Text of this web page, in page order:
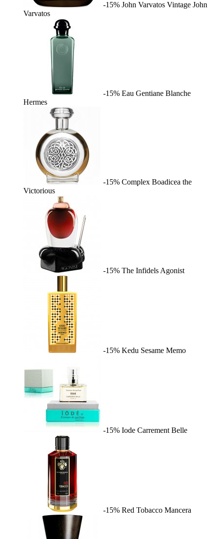
-15% John Varvatos Vintage John
Varvatos
-15% Eau Gentiane Blanche
Hermes
-15% Complex Boadicea the
Victorious
-15% The Infidels Agonist
-15% Kedu Sesame Memo
-15% Iode Carrement Belle
-15% Red Tobacco Mancera